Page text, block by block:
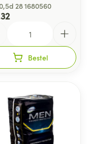
28 1680560
Bestel